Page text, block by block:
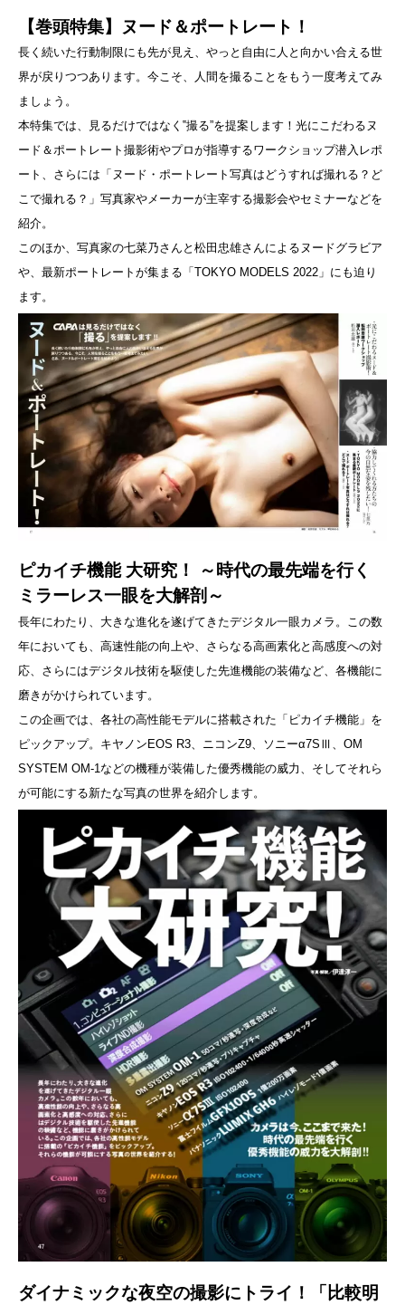
【巻頭特集】ヌード＆ポートレート！
長く続いた行動制限にも先が見え、やっと自由に人と向かい合える世
界が戻りつつあります。今こそ、人間を撮ることをもう一度考えてみ
ましょう。
本特集では、見るだけではなく‟撮る”を提案します！光にこだわるヌ
ード＆ポートレート撮影術やプロが指導するワークショップ潜入レポ
ート、さらには「ヌード・ポートレート写真はどうすれば撮れる？ど
こで撮れる？」写真家やメーカーが主宰する撮影会やセミナーなどを
紹介。
このほか、写真家の七菜乃さんと松田忠雄さんによるヌードグラビア
や、最新ポートレートが集まる「TOKYO MODELS 2022」にも迫り
ます。
ピカイチ機能 大研究！ ～時代の最先端を行く
ミラーレス一眼を大解剖～
長年にわたり、大きな進化を遂げてきたデジタル一眼カメラ。この数
年においても、高速性能の向上や、さらなる高画素化と高感度への対
応、さらにはデジタル技術を駆使した先進機能の装備など、各機能に
磨きがかけられています。
この企画では、各社の高性能モデルに搭載された「ピカイチ機能」を
ピックアップ。キヤノンEOS R3、ニコンZ9、ソニーα7SⅢ、OM
SYSTEM OM-1などの機種が装備した優秀機能の威力、そしてそれら
が可能にする新たな写真の世界を紹介します。
ダイナミックな夜空の撮影にトライ！「比較明